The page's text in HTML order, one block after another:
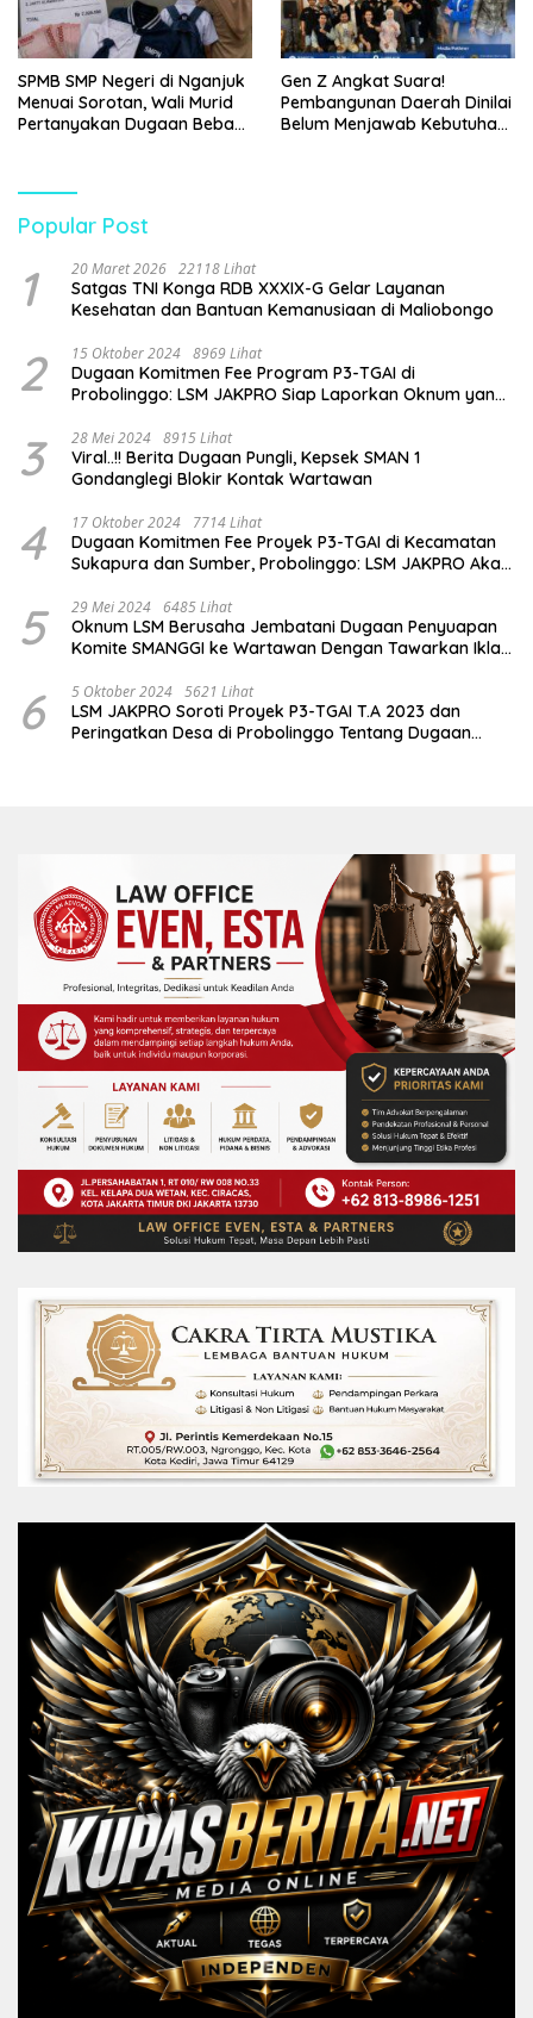
SPMB SMP Negeri di Nganjuk
Menuai Sorotan, Wali Murid
Pertanyakan Dugaan Beban
Pendidikan
Gen Z Angkat Suara!
Pembangunan Daerah Dinilai
Belum Menjawab Kebutuhan
Popular Post
1 20 Maret 2026 22118 Lihat
Satgas TNI Konga RDB XXXIX-G Gelar Layanan
Kesehatan dan Bantuan Kemanusiaan di Maliobongo
2 15 Oktober 2024 8969 Lihat
Dugaan Komitmen Fee Program P3-TGAI di
Probolinggo: LSM JAKPRO Siap Laporkan Oknum yang
3 28 Mei 2024 8915 Lihat
Viral..!! Berita Dugaan Pungli, Kepsek SMAN 1
Gondanglegi Blokir Kontak Wartawan
4 17 Oktober 2024 7714 Lihat
Dugaan Komitmen Fee Proyek P3-TGAI di Kecamatan
Sukapura dan Sumber, Probolinggo: LSM JAKPRO Akan
5 29 Mei 2024 6485 Lihat
Oknum LSM Berusaha Jembatani Dugaan Penyuapan
Komite SMANGGI ke Wartawan Dengan Tawarkan Iklan
6 5 Oktober 2024 5621 Lihat
LSM JAKPRO Soroti Proyek P3-TGAI T.A 2023 dan
Peringatkan Desa di Probolinggo Tentang Dugaan